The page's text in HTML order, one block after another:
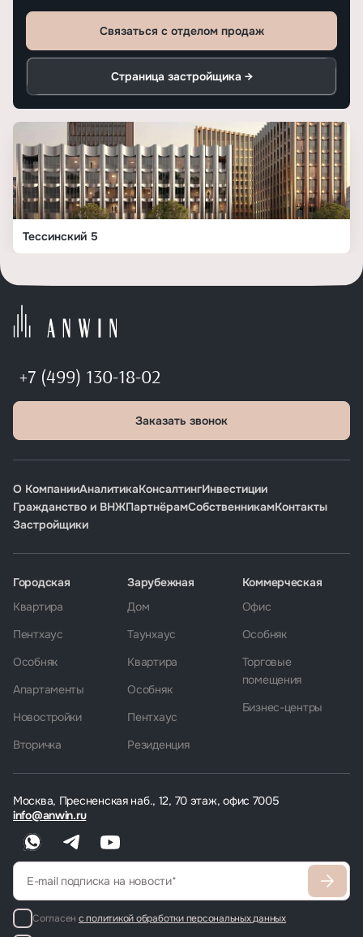
Связаться с отделом продаж
Страница застройщика →
Тессинский 5
+7 (499) 130-18-02
Заказать звонок
О КомпанииАналитикаКонсалтингИнвестиции
Гражданство и ВНЖПартнёрамСобственникамКонтакты
Застройщики
Москва, Пресненская наб., 12, 70 этаж, офис 7005
info@anwin.ru
Согласен с политикой обработки персональных данных
Городская
Квартира
Пентхаус
Особняк
Апартаменты
Новостройки
Вторичка
Зарубежная
Дом
Таунхаус
Квартира
Особняк
Пентхаус
Резиденция
Коммерческая
Офис
Особняк
Торговые
помещения
Бизнес-центры